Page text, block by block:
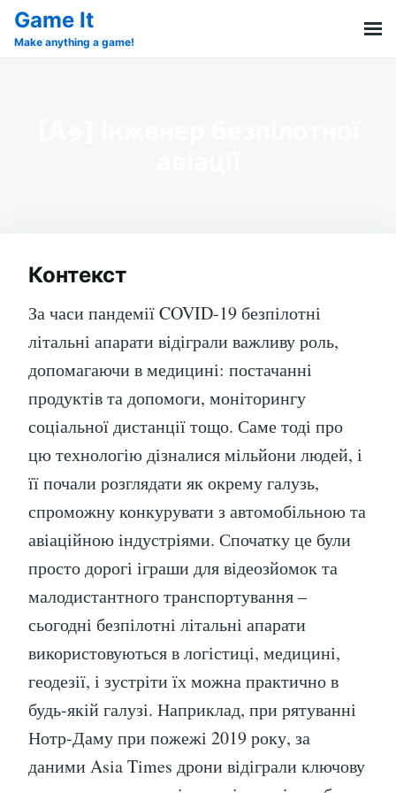
SkipSearch
for:
Game It
Make anything a game!
Контекст
За часи пандемії COVID-19 безпілотні
літальні апарати відіграли важливу роль,
допомагаючи в медицині: постачанні
продуктів та допомоги, моніторингу
соціальної дистанції тощо. Саме тоді про
цю технологію дізналися мільйони людей, і
її почали розглядати як окрему галузь,
спроможну конкурувати з автомобільною та
авіаційною індустріями. Спочатку це були
просто дорогі іграши для відеозйомок та
малодистантного транспортування –
сьогодні безпілотні літальні апарати
використовуються в логістиці, медицині,
геодезії, і зустріти їх можна практично в
будь-якій галузі. Наприклад, при рятуванні
Нотр-Даму при пожежі 2019 року, за
даними Asia Times дрони відіграли ключову